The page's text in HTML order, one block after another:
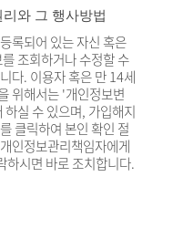
와 그 행사방법
록되어 있는 자신 혹은
조회하거나 수정할 수
다. 이용자 혹은 만 14세
위해서는 '개인정보변
실 수 있으며, 가입해지
클릭하여 본인 확인 절
인정보관리책임자에게
하시면 바로 조치합니다.